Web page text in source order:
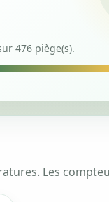
476 piège(s).
Les